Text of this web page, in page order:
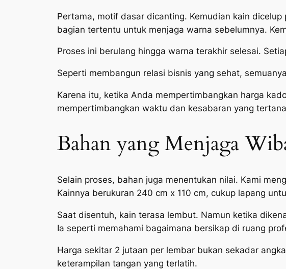
Pertama, motif dasar dicanting. Kemudian kain
bagian tertentu untuk menjaga warna sebelumnya.
Proses ini berulang hingga warna terakhir selesai.
Seperti membangun relasi bisnis yang sehat,
Karena itu, ketika Anda mempertimbangkan harga
mempertimbangkan waktu dan kesabaran yang
Bahan yang Menjaga
Selain proses, bahan juga menentukan nilai. Kami
Kainnya berukuran 240 cm x 110 cm, cukup lapang
Saat disentuh, kain terasa lembut. Namun ketika
Ia seperti memahami bagaimana bersikap di ruang
Harga sekitar 2 jutaan per lembar bukan sekadar
keterampilan tangan yang terlatih.